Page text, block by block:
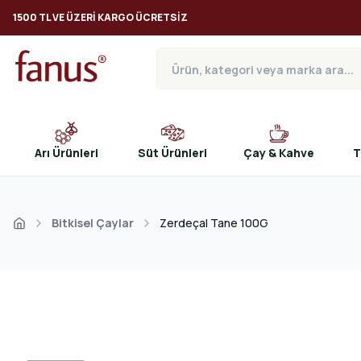
1500 TL VE ÜZERI KARGO ÜCRETSIZ
Arı Ürünleri Süt Ürünleri Çay & Kahve
Bitkisel Çaylar Zerdeçal Tane 100G